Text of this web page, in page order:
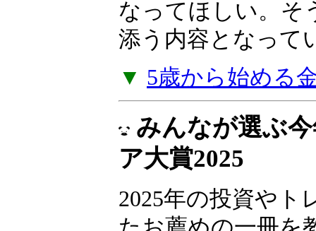
供の将来を本気で
です。将来、お金
くない。将来、自
なってほしい。そ
添う内容となって
▼ 5歳から始める
みんなが選ぶ